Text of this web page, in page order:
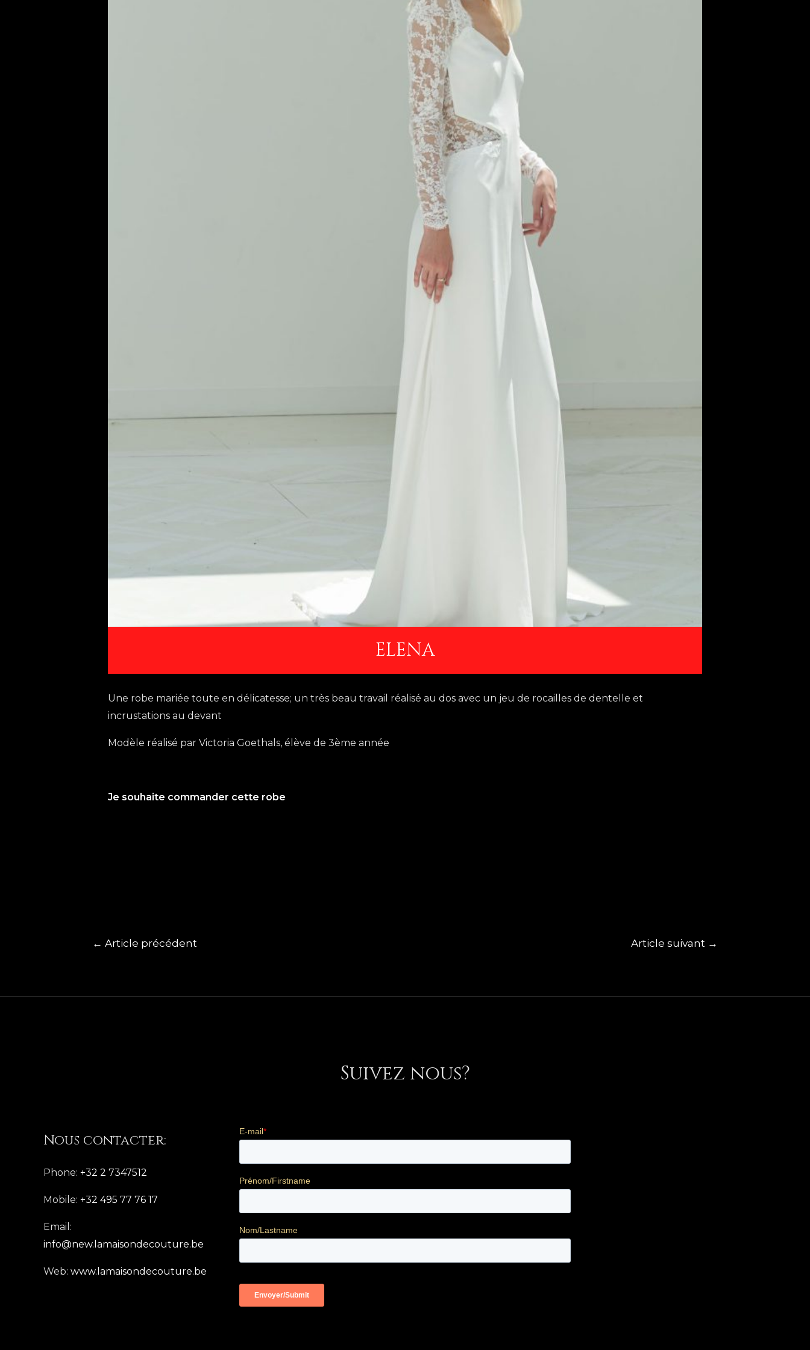
ELENA
Une robe mariée toute en délicatesse; un très beau travail réalisé au dos avec un jeu de rocailles de dentelle et
incrustations au devant
Modèle réalisé par Victoria Goethals, élève de 3ème année
Je souhaite commander cette robe
← Article précédent Article suivant →
Nous contacter:
Phone: +32 2 7347512
Mobile: +32 495 77 76 17
Email:
info@new.lamaisondecouture.be
Web: www.lamaisondecouture.be
Suivez nous?